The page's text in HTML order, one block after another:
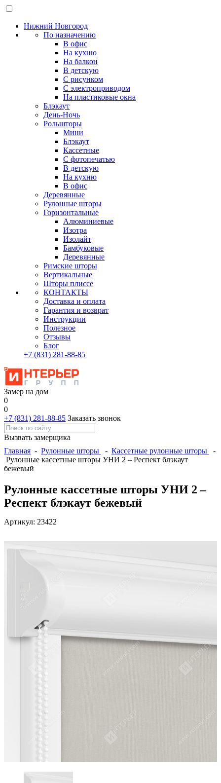
Нижний Новгород
По назначению
В офис
На кухню
На балкон
В детскую
С рисунком
С электроприводом
На пластиковые окна
Блэкаут
День-Ночь
Рольшторы
Мини
Блэкаут
Кассетные
С фотопечатью
В детскую
На кухню
В офис
Деревянные
Рулонные шторы
Горизонтальные
Алюминиевые
Изотра
Изолайт
Бамбуковые
Деревянные
Римские шторы
Вертикальные
Шторы плиссе
КОНТАКТЫ
Доставка и оплата
Гарантия и возврат
Инструкции
Полезное
Отзывы
Блог
+7 (831) 281-88-85
Замер на дом
0
0
+7 (831) 281-88-85 Заказать звонок
Вызвать замерщика
Главная - Рулонные шторы - Кассетные рулонные шторы
-
Рулонные кассетные шторы УНИ 2 – Респект блэкаут
бежевый
Рулонные кассетные шторы УНИ 2 –
Респект блэкаут бежевый
Артикул: 23422